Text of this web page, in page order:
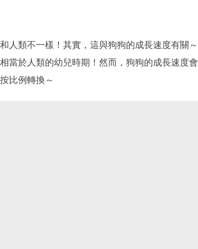
人類不一樣！其實，這與狗狗的成長速度有關～
當於人類的幼兒時期！然而，狗狗的成長速度會
比例轉換～